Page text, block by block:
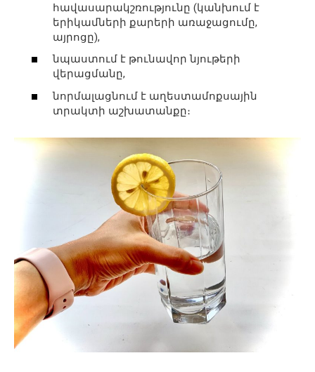
հավասարակշռությունը (կանխում է
երիկամների քարերի առաջացումը,
այրոցը),
նպաստում է թունավոր նյութերի
վերացմանը,
նորմալացնում է աղեստամոքսային
տրակտի աշխատանքը։